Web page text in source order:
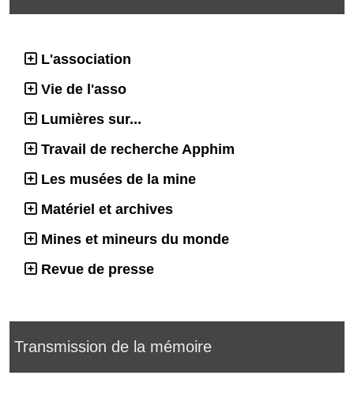
L'association
Vie de l'asso
Lumières sur...
Travail de recherche Apphim
Les musées de la mine
Matériel et archives
Mines et mineurs du monde
Revue de presse
Transmission de la mémoire